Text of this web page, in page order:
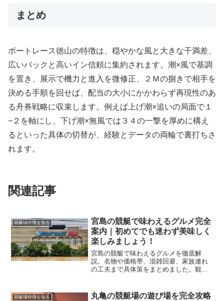
まとめ
ボートレース徳山の特徴は、穏やかな風と大きな干満差、
広いバックと高いイン信頼に集約されます。潮×風で基調
を置き、展示で機力と進入を微修正、２Ｍの捌きで相手を
決める手順を回せば、配当の大小にかかわらず再現性のあ
る舟券戦略に収束します。例えば上げ潮×追いの局面で１
−２を軸にし、下げ潮×無風では３４の一撃を厚めに構え
るといった具体の切替が、経験とデータの両輪で裏打ちさ
れます。
関連記事
競艇場特徴を知る
宮島の競艇で味わえるグルメ完全
案内｜初めてでも迷わず美味しく
楽しみましょう！
宮島の競艇で味わえるグルメを徹底解
説。名物や価格帯、混雑回避、家族連れ
の工夫まで具体策をまとめました。観戦
競艇場特徴を知る
丸亀の競艇場の遊び場を完全攻略